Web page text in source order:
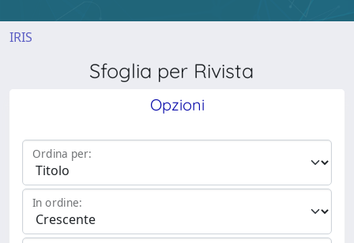
IRIS
Sfoglia per Rivista
Opzioni
Ordina per:
In ordine: